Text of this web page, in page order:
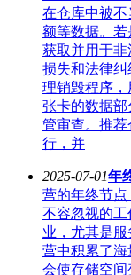
在仓库中被
额等数据。
获取并用于
损失和法律
理销毁程序
张卡的数据
管审查。推荐
行，并
2025-07-01年
营的年终节
不容忽视的
业，尤其是
营中积累了
会使存储空间